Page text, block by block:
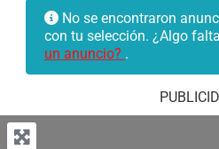
No se encontraron
con tu selección. ¿Algo
un anuncio? .